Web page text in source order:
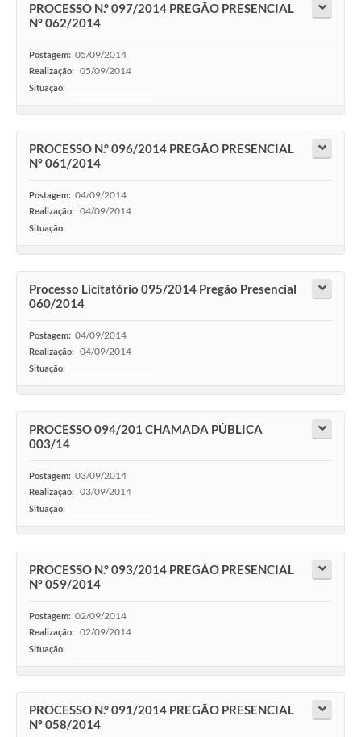
PROCESSO N.° 097/2014 PREGÃO PRESENCIAL
Nº 062/2014
Postagem: 05/09/2014
Realização: 05/09/2014
Situação:
PROCESSO N.° 096/2014 PREGÃO PRESENCIAL
Nº 061/2014
Postagem: 04/09/2014
Realização: 04/09/2014
Situação:
Processo Licitatório 095/2014 Pregão Presencial
060/2014
Postagem: 04/09/2014
Realização: 04/09/2014
Situação:
PROCESSO 094/201 CHAMADA PÚBLICA
003/14
Postagem: 03/09/2014
Realização: 03/09/2014
Situação:
PROCESSO N.° 093/2014 PREGÃO PRESENCIAL
Nº 059/2014
Postagem: 02/09/2014
Realização: 02/09/2014
Situação:
PROCESSO N.° 091/2014 PREGÃO PRESENCIAL
Nº 058/2014